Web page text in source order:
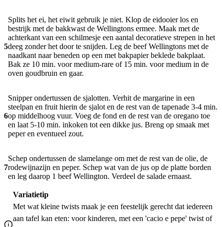
5
Splits het ei, het eiwit gebruik je niet. Klop de eidooier los en
bestrijk met de bakkwast de Wellingtons ermee. Maak met de
achterkant van een schilmesje een aantal decoratieve strepen in het
deeg zonder het door te snijden. Leg de beef Wellingtons met de
naadkant naar beneden op een met bakpapier beklede bakplaat.
Bak ze 10 min. voor medium-rare of 15 min. voor medium in de
oven goudbruin en gaar.
6
Snipper ondertussen de sjalotten. Verhit de margarine in een
steelpan en fruit hierin de sjalot en de rest van de tapenade 3-4 min.
op middelhoog vuur. Voeg de fond en de rest van de oregano toe
en laat 5-10 min. inkoken tot een dikke jus. Breng op smaak met
peper en eventueel zout.
7
Schep ondertussen de slamelange om met de rest van de olie, de
rodewijnazijn en peper. Schep wat van de jus op de platte borden
en leg daarop 1 beef Wellington. Verdeel de salade ernaast.
Variatietip
Met wat kleine twists maak je een feestelijk gerecht dat iedereen
aan tafel kan eten: voorkinderen, met een 'cacio e pepe' twist of